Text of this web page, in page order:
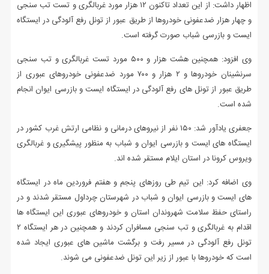
اظهار داشت: از این تعداد تاکنون ۱۲ هزار مورد غربالگری و تست تب سنجی
و چهار هزار ضدعفونی خودروها از طریق عبور از تونل رفع آلودگی در ایستگاه
ایست و بازرسی شباب صورت گرفته است.
وی افزود: همچنین هشت هزار و ۵۰۰ مورد تست غربالگری و تب سنجی
سرنشینان خودروها و ۲ هزار و ۷۰۰ مورد ضدعفونی خودروهای عبوری از
طریق عبور از تونل های رفع آلودگی در ایستگاه ایست و بازرسی ایوان انجام
شده است.
جعفری یادآور شد: ۱۵۰ نفر از نیروهای درمانی و نظامی ارتش غرب کشور در
ایستگاه های ایست و بازرسی ایوان و شباب به منظور پیشگیری و غربالگری
ویروس کرونا در استان ایلام مستقر شده اند.
وی اضافه کرد: این تیم طی روزهای پنجم و هفتم فروردین ماه در ایستگاه
های ایست و بازرسی ایوان و شباب در شهرستان چرداول مستقر شدند و در
راستای حفظ سلامت شهروندان استان و خودروهای عبوری این ایستگاه ها
اقدام به غربالگری و تب سنجی مسافران کردند و همچنین در هر ایستگاه ۲
تونل رفع آلودگی در مسیر رفت و برگشت ماشین های عبوری ایجاد شده
است که خودروها با عبور از زیر این تونل ضدعفونی می شوند.